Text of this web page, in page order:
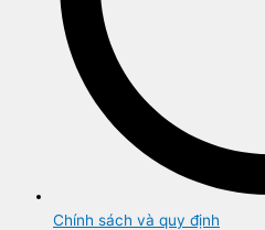
Chính sách và quy định